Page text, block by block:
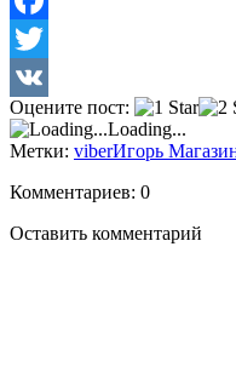
Facebook
Twitter
VK
Оцените пост:
Loading...
Метки: viberИгорь
Комментариев: 0
Оставить комментарий